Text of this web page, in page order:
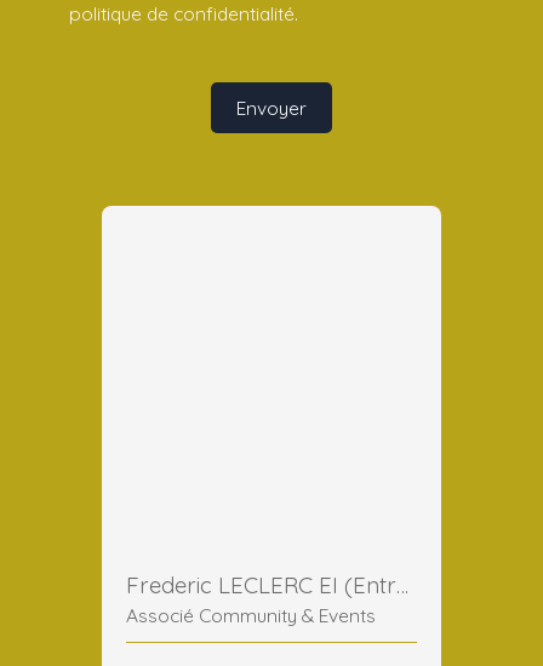
politique de confidentialité.
Envoyer
Frederic LECLERC EI (Entreprise Individuelle)
Associé Community & Events